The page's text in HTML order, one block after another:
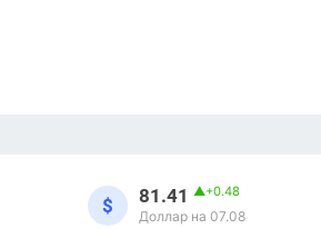
$ 81.41 ▲+0.48
Доллар на 07.08